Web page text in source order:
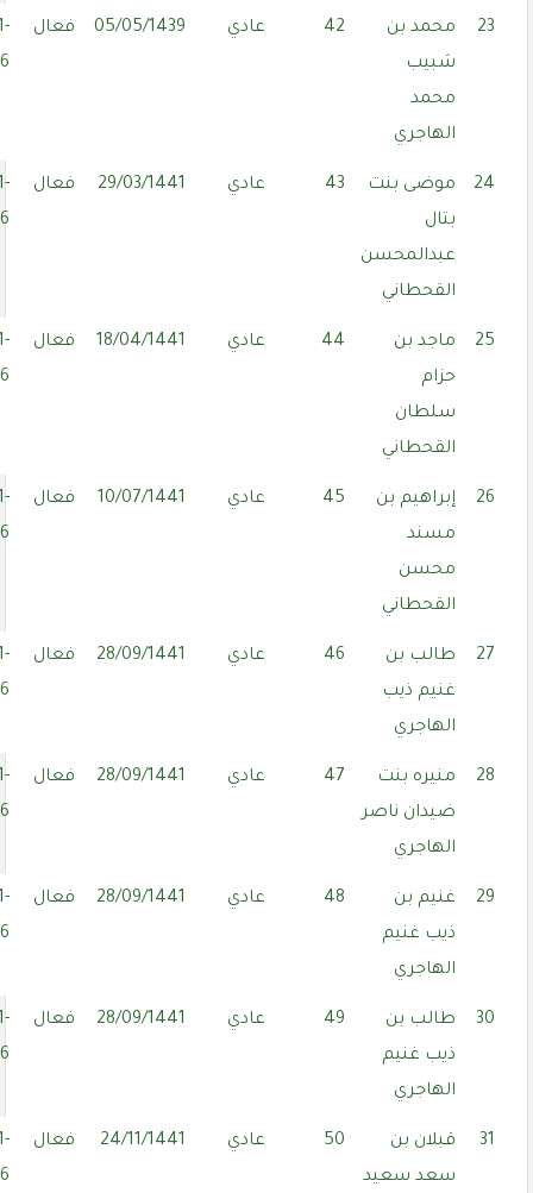
23
محمد بن
شبيب
محمد
الهاجري
42 عادي 05/05/1439 فعال
24
موضى بنت
بتال
عبدالمحسن
القحطاني
43 عادي 29/03/1441 فعال
25
ماجد بن
حزام
سلطان
القحطاني
44 عادي 18/04/1441 فعال
26
إبراهيم بن
مسند
محسن
القحطاني
45 عادي 10/07/1441 فعال
27
طالب بن
غنيم ذيب
الهاجري
46 عادي 28/09/1441 فعال
28
منيره بنت
ضيدان ناصر
الهاجري
47 عادي 28/09/1441 فعال
29
غنيم بن
ذيب غنيم
الهاجري
48 عادي 28/09/1441 فعال
30
طالب بن
ذيب غنيم
الهاجري
49 عادي 28/09/1441 فعال
31
قبلان بن
سعد سعيد
50 عادي 24/11/1441 فعال